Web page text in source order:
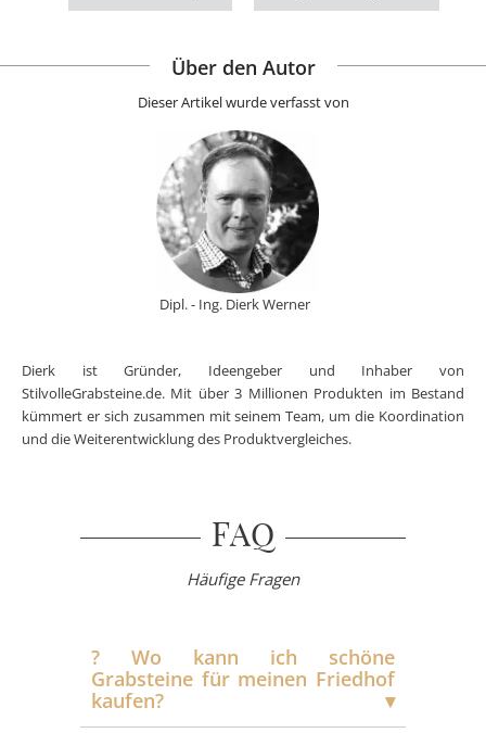
Über den Autor
Dieser Artikel wurde verfasst von
Dipl. - Ing. Dierk Werner
Dierk ist Gründer, Ideengeber und Inhaber von
StilvolleGrabsteine.de. Mit über 3 Millionen Produkten im Bestand
kümmert er sich zusammen mit seinem Team, um die Koordination
und die Weiterentwicklung des Produktvergleiches.
FAQ
Häufige Fragen
?️ Wo kann ich schöne
Grabsteine für meinen Friedhof
kaufen?